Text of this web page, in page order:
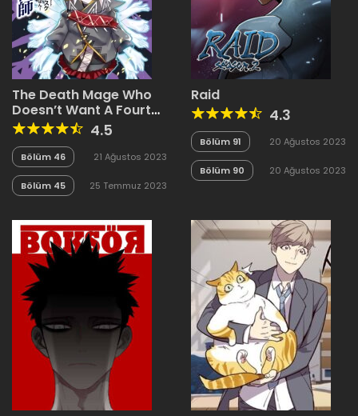
The Death Mage Who
Doesn’t Want A Fourth
Time
4.5
Bölüm 46 21 Ağustos 2023
Bölüm 45 25 Temmuz 2023
Raid
4.3
Bölüm 91 20 Ağustos 2023
Bölüm 90 20 Ağustos 2023